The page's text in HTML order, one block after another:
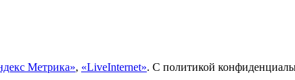
Метрика», «LiveInternet». С политикой